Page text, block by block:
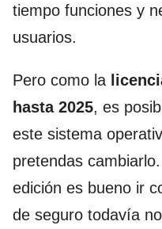
tiempo funciones y
usuarios.
Pero como la
hasta 2025, es
este sistema
pretendas
edición es bueno ir
de seguro todavía